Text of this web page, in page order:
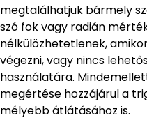
megtalálhatjuk bármely
szó fok vagy radián
nélkülözhetetlenek,
végezni, vagy nincs
használatára.
megértése hozzájárul a
mélyebb átlátásához is.